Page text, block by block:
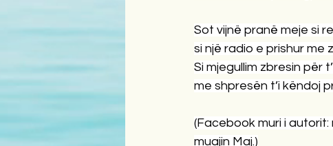
Sot vijnë pranë meje si
si një radio e prishur me
Si mjegullim zbresin për
me shpresën t’i këndoj
(Facebook muri i
muajin Maj.)